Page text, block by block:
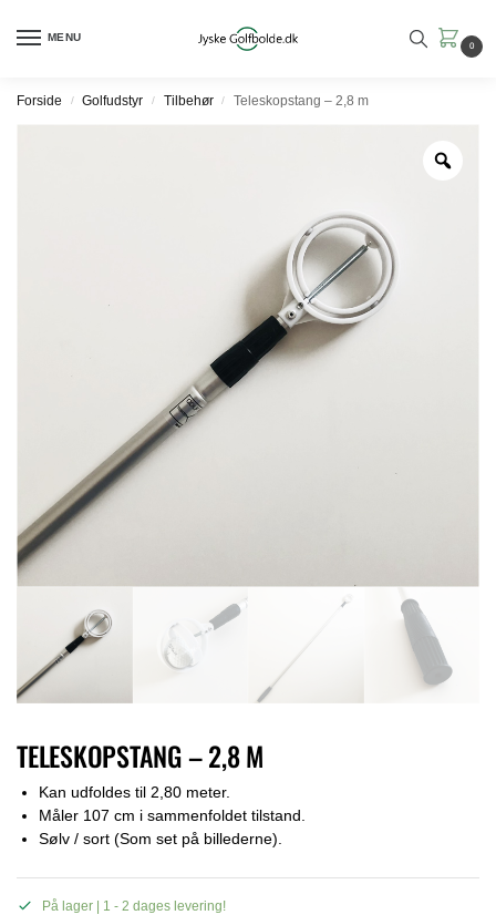
MENU
0
Forside / Golfudstyr / Tilbehør / Teleskopstang – 2,8 m
TELESKOPSTANG – 2,8 M
Kan udfoldes til 2,80 meter.
Måler 107 cm i sammenfoldet tilstand.
Sølv / sort (Som set på billederne).
På lager | 1 - 2 dages levering!